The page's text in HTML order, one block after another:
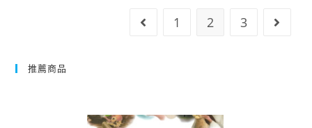
1 2 3
推薦商品